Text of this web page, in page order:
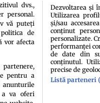
Politica de cookiesTermeni şi
dvs.,
personal.
vă puteți
de
vor afecta
pentru a
a va oferi
Dezvoltarea și
Utilizarea
și/sau
conținut
personalizate.
performanței
de date din
conținutul.
precise de
Listă parteneri